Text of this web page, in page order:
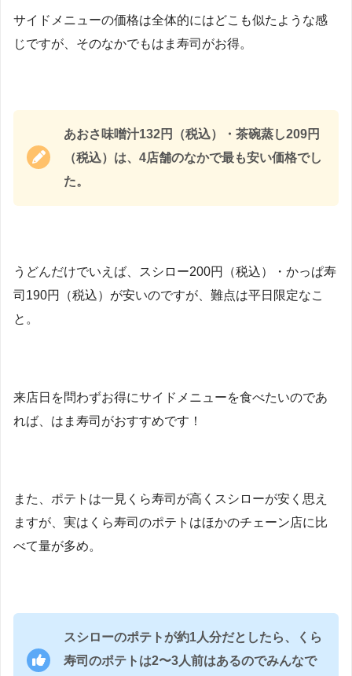
サイドメニューの価格は全体的にはどこも似たような感
じですが、そのなかでもはま寿司がお得。
あおさ味噌汁132円（税込）・茶碗蒸し209円
（税込）は、4店舗のなかで最も安い価格でし
た。
うどんだけでいえば、スシロー200円（税込）・かっぱ寿
司190円（税込）が安いのですが、難点は平日限定なこ
と。
来店日を問わずお得にサイドメニューを食べたいのであ
れば、はま寿司がおすすめです！
また、ポテトは一見くら寿司が高くスシローが安く思え
ますが、実はくら寿司のポテトはほかのチェーン店に比
べて量が多め。
スシローのポテトが約1人分だとしたら、くら
寿司のポテトは2〜3人前はあるのでみんなで